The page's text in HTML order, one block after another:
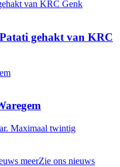
gehakt van KRC
Maximaal twintig
meerZie ons nieuws